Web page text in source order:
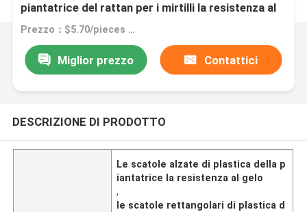
piantatrice del rattan per i mirtilli la resistenza al
gelo
Prezzo：$5.70/pieces 1-199 pieces
Miglior prezzo Contattici
DESCRIZIONE DI PRODOTTO
Le scatole alzate di plastica della p
iantatrice la resistenza al gelo
,
le scatole rettangolari di plastica d